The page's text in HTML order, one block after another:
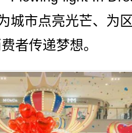
城市点亮光芒、为
者传递梦想。